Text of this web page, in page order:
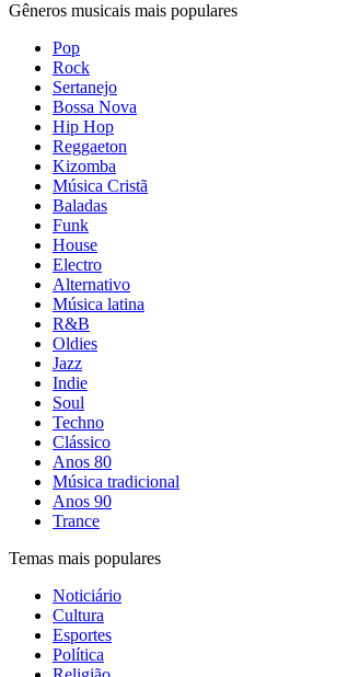
Gêneros musicais mais populares
Pop
Rock
Sertanejo
Bossa Nova
Hip Hop
Reggaeton
Kizomba
Música Cristã
Baladas
Funk
House
Electro
Alternativo
Música latina
R&B
Oldies
Jazz
Indie
Soul
Techno
Clássico
Anos 80
Música tradicional
Anos 90
Trance
Temas mais populares
Noticiário
Cultura
Esportes
Política